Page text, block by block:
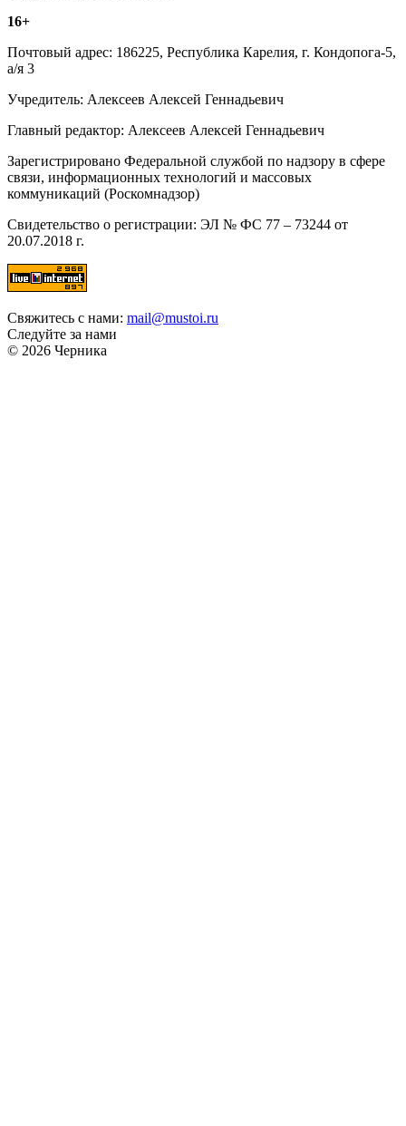
16+
Почтовый адрес: 186225, Республика Карелия, г. Кондопога-5,
а/я 3
Учредитель: Алексеев Алексей Геннадьевич
Главный редактор: Алексеев Алексей Геннадьевич
Зарегистрировано Федеральной службой по надзору в сфере
связи, информационных технологий и массовых
коммуникаций (Роскомнадзор)
Свидетельство о регистрации: ЭЛ № ФС 77 – 73244 от
20.07.2018 г.
Свяжитесь с нами: mail@mustoi.ru
Следуйте за нами
© 2026 Черника